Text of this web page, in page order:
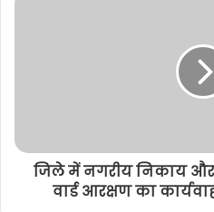
जिले में नगरीय निकाय
वार्ड आरक्षण का